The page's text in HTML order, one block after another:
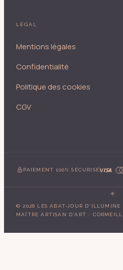
LÉGAL
Mentions légales
Confidentialité
Politique des cookies
CGV
PAIEMENT 100% SÉCURISÉ
© 2026 LES ABAT-JOUR D'ILLUMINE
MAÎTRE ARTISAN D'ART ·